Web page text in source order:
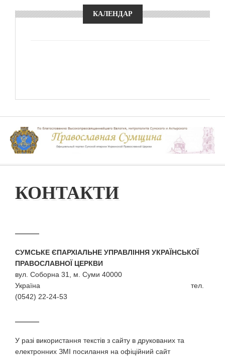
КАЛЕНДАР
КОНТАКТИ
СУМСЬКЕ ЄПАРХІАЛЬНЕ УПРАВЛІННЯ УКРАЇНСЬКОЇ
ПРАВОСЛАВНОЇ ЦЕРКВИ
вул. Соборна 31, м. Суми 40000
Україна тел.
(0542) 22-24-53
У разi використання текстiв з сайту в друкованих та
електронних ЗМI посилання на офіційний сайт